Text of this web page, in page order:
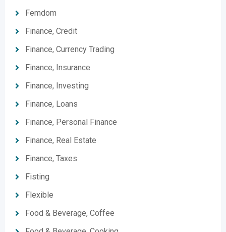
Femdom
Finance, Credit
Finance, Currency Trading
Finance, Insurance
Finance, Investing
Finance, Loans
Finance, Personal Finance
Finance, Real Estate
Finance, Taxes
Fisting
Flexible
Food & Beverage, Coffee